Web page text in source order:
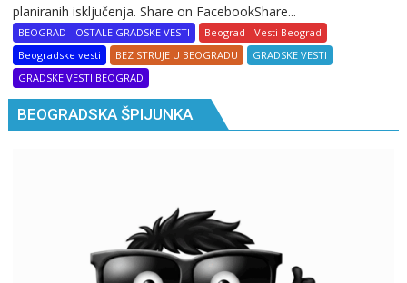
planiranih isključenja. Share on FacebookShare...
BEOGRAD - OSTALE GRADSKE VESTI
Beograd - Vesti Beograd
Beogradske vesti
BEZ STRUJE U BEOGRADU
GRADSKE VESTI
GRADSKE VESTI BEOGRAD
BEOGRADSKA ŠPIJUNKA